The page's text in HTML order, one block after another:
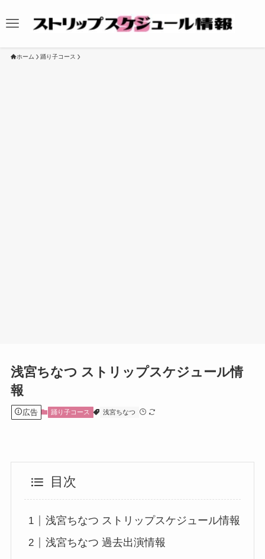
ホーム 踊り子コース
浅宮ちなつ ストリップスケジュール情
報
広告 踊り子コース 浅宮ちなつ
目次
浅宮ちなつ ストリップスケジュール情報
浅宮ちなつ 過去出演情報